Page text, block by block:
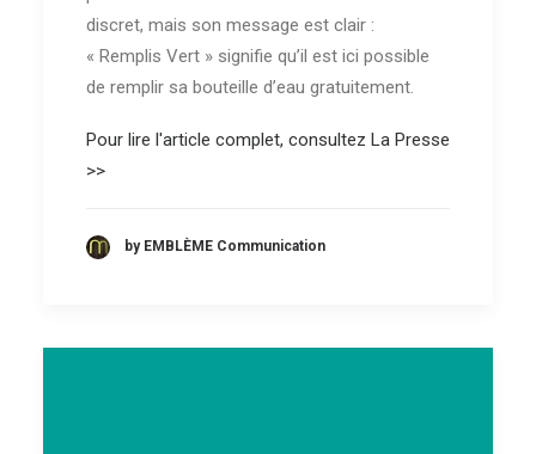
discret, mais son message est clair :
« Remplis Vert » signifie qu’il est ici possible
de remplir sa bouteille d’eau gratuitement.
Pour lire l'article complet, consultez La Presse
>>
by EMBLÈME Communication